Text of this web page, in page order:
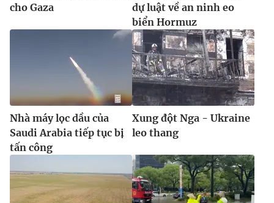
cho Gaza
dự luật về an ninh eo
biển Hormuz
Nhà máy lọc dầu của
Saudi Arabia tiếp tục bị
tấn công
Xung đột Nga - Ukraine
leo thang